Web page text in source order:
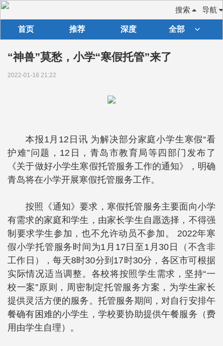
导航
搜索
首页 推荐 深度 全部
“神兽”莫愁，小学“寒假托管”来了
2022-01-16 21:22
本报1月12日讯 为解决部分家庭小学生寒假“看
护难”问题，12日，青岛市教育局等四部门发布了
《关于做好小学生寒假托管服务工作的通知》，明确
青岛将在小学开展寒假托管服务工作。
按照《通知》要求，寒假托管服务主要面向小学
有需求的家庭和学生，由家长学生自愿选择，不得强
制要求学生参加，也不允许动员不参加。 2022年寒
假小学托管服务时间为1月17日至1月30日（不含非
工作日），每天8时30分到17时30分，各区市可根据
实际情况适当调整。各校将按照学生需求，坚持“一
校一案”原则，周密制定托管服务方案，为学生家长
提供灵活方便的服务。托管服务期间，对自行安排午
餐确有困难的小学生，学校要协助提供午餐服务（费
用由学生自理）。